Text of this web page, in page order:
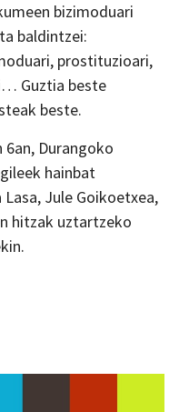
bizimoduari
baldintzei:
prostituzioari,
Guztia beste
beste.
Durangoko
hainbat
Jule Goikoetxea,
hitzak uztartzeko